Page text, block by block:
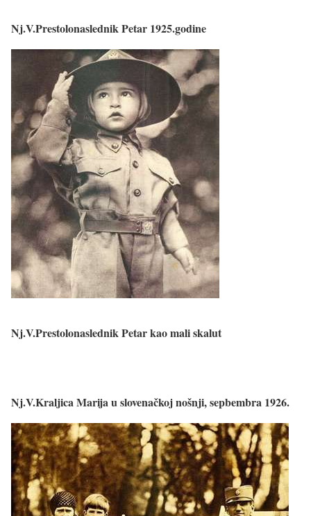
Nj.V.Prestolonaslednik Petar 1925.godine
Nj.V.Prestolonaslednik Petar kao mali skalut
Nj.V.Kraljica Marija u slovenačkoj nošnji, sepbembra 1926.